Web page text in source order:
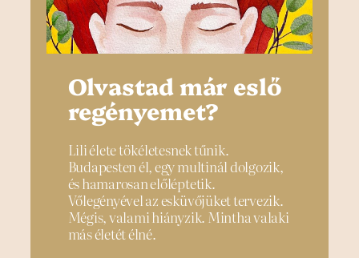
Olvastad már eslő
regényemet?
Lili élete tökéletesnek tűnik.
Budapesten él, egy multinál dolgozik,
és hamarosan előléptetik.
Vőlegényével az esküvőjüket tervezik.
Mégis, valami hiányzik. Mintha valaki
más életét élné.